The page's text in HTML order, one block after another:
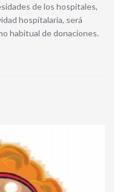
de los hospitales,
hospitalaria, será
habitual de donaciones.